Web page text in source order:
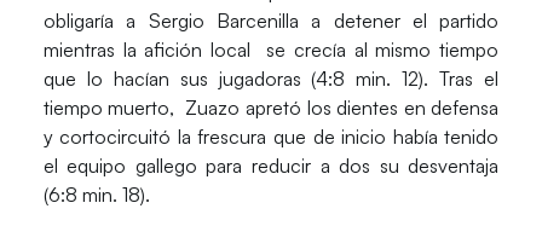
obligaría a Sergio Barcenilla a detener el partido
mientras la afición local se crecía al mismo tiempo
que lo hacían sus jugadoras (4:8 min. 12). Tras el
tiempo muerto, Zuazo apretó los dientes en defensa
y cortocircuitó la frescura que de inicio había tenido
el equipo gallego para reducir a dos su desventaja
(6:8 min. 18).